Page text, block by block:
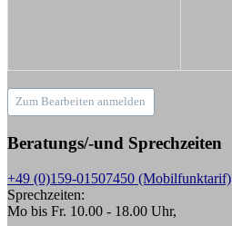
Zum Bearbeiten anmelden
Beratungs/-und Sprechzeiten
+49 (0)159-01507450 (Mobilfunktarif)
Sprechzeiten:
Mo bis Fr. 10.00 - 18.00 Uhr,